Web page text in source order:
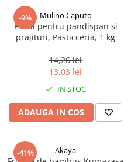
Uleiuri speciale/presate la rece
Ulei de masline extravirgin
Ulei Gegenbauer
Ulei Huilerie Beaujolaise
Ulei Wiberg Gastro
-9% Mulino Caputo
Faina pentru pandispan si
prajituri, Pasticceria, 1 kg
14,26 lei
13,03 lei
IN STOC
ADAUGA IN COS
-41% Akaya